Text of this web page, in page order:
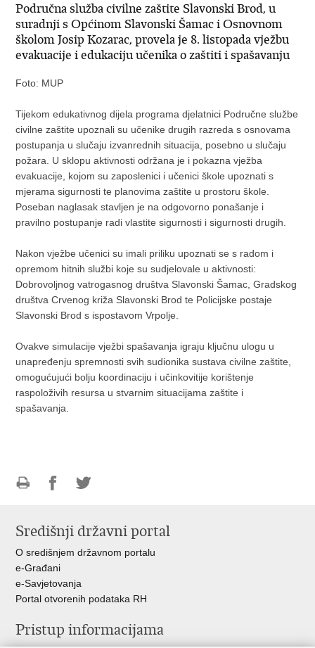
Područna služba civilne zaštite Slavonski Brod, u
suradnji s Općinom Slavonski Šamac i Osnovnom
školom Josip Kozarac, provela je 8. listopada vježbu
evakuacije i edukaciju učenika o zaštiti i spašavanju
Foto: MUP
Tijekom edukativnog dijela programa djelatnici Područne službe
civilne zaštite upoznali su učenike drugih razreda s osnovama
postupanja u slučaju izvanrednih situacija, posebno u slučaju
požara. U sklopu aktivnosti održana je i pokazna vježba
evakuacije, kojom su zaposlenici i učenici škole upoznati s
mjerama sigurnosti te planovima zaštite u prostoru škole.
Poseban naglasak stavljen je na odgovorno ponašanje i
pravilno postupanje radi vlastite sigurnosti i sigurnosti drugih.
Nakon vježbe učenici su imali priliku upoznati se s radom i
opremom hitnih službi koje su sudjelovale u aktivnosti:
Dobrovoljnog vatrogasnog društva Slavonski Šamac, Gradskog
društva Crvenog križa Slavonski Brod te Policijske postaje
Slavonski Brod s ispostavom Vrpolje.
Ovakve simulacije vježbi spašavanja igraju ključnu ulogu u
unapređenju spremnosti svih sudionika sustava civilne zaštite,
omogućujući bolju koordinaciju i učinkovitije korištenje
raspoloživih resursa u stvarnim situacijama zaštite i
spašavanja.
FacebookuTwitteru
Središnji državni portal
O središnjem državnom portalu
e-Građani
e-Savjetovanja
Portal otvorenih podataka RH
Pristup informacijama